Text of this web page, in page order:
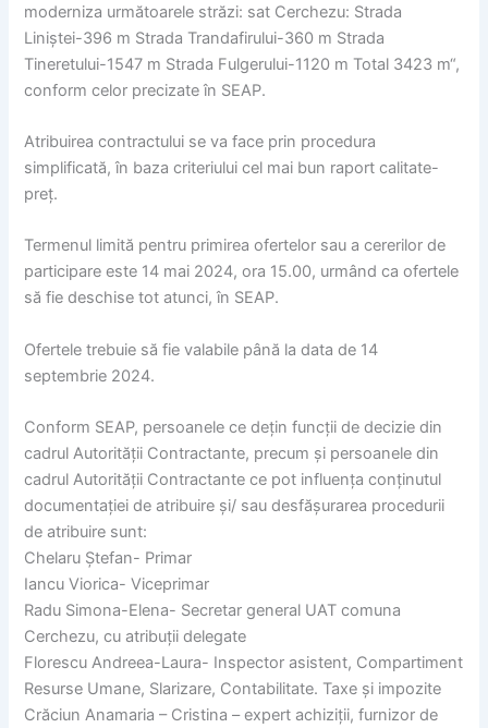
moderniza următoarele străzi: sat Cerchezu: Strada
Liniștei-396 m Strada Trandafirului-360 m Strada
Tineretului-1547 m Strada Fulgerului-1120 m Total 3423 m“,
conform celor precizate în SEAP.
Atribuirea contractului se va face prin procedura
simplificată, în baza criteriului cel mai bun raport calitate-
preț.
Termenul limită pentru primirea ofertelor sau a cererilor de
participare este 14 mai 2024, ora 15.00, urmând ca ofertele
să fie deschise tot atunci, în SEAP.
Ofertele trebuie să fie valabile până la data de 14
septembrie 2024.
Conform SEAP, persoanele ce dețin funcții de decizie din
cadrul Autorității Contractante, precum și persoanele din
cadrul Autorității Contractante ce pot influența conținutul
documentației de atribuire și/ sau desfășurarea procedurii
de atribuire sunt:
Chelaru Ștefan- Primar
Iancu Viorica- Viceprimar
Radu Simona-Elena- Secretar general UAT comuna
Cerchezu, cu atribuții delegate
Florescu Andreea-Laura- Inspector asistent, Compartiment
Resurse Umane, Slarizare, Contabilitate. Taxe și impozite
Crăciun Anamaria – Cristina – expert achiziții, furnizor de